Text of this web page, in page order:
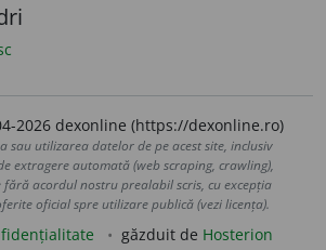
2026 dexonline (https://dexonline.ro)
sau utilizarea datelor de pe acest site, inclusiv
extragere automată (web scraping, crawling),
fără acordul nostru prealabil scris, cu excepția
oficial spre utilizare publică (vezi licența).
găzduit de Hosterion